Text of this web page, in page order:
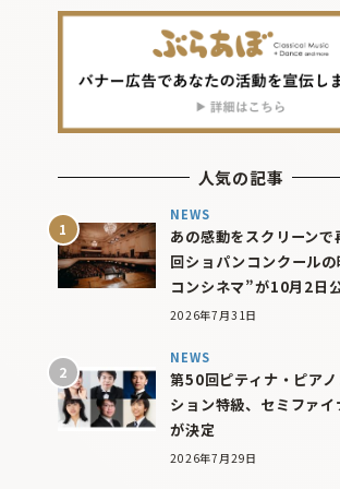
人気の記事
NEWS
あの感動をスクリーン
回ショパンコンクール
コンシネマ”が10月2日
2026年7月31日
NEWS
第50回ピティナ・ピアノ
ション特級、セミファ
が決定
2026年7月29日